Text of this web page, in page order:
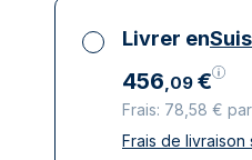
Livrer en
456,09 €
Frais: 78,58 €
Toutes taxes
Frais de livraison